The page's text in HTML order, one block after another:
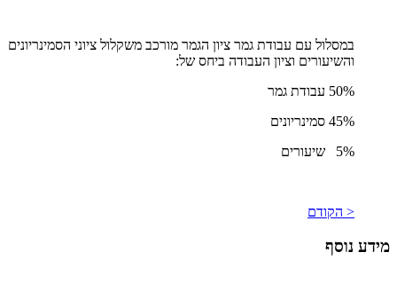
במסלול עם עבודת גמר ציון הגמר מורכב משקלול ציוני הסמינריונים
והשיעורים וציון העבודה ביחס של:
50% עבודת גמר
45% סמינריונים
5% שיעורים
< הקודם
מידע נוסף